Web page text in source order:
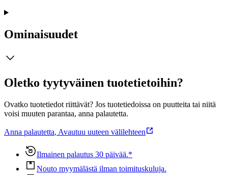
Ominaisuudet
Oletko tyytyväinen tuotetietoihin?
Ovatko tuotetiedot riittävät? Jos tuotetiedoissa on puutteita tai niitä
voisi muuten parantaa, anna palautetta.
Anna palautetta, Avautuu uuteen välilehteen
Ilmainen palautus 30 päivää.*
Nouto myymälästä ilman toimituskuluja.